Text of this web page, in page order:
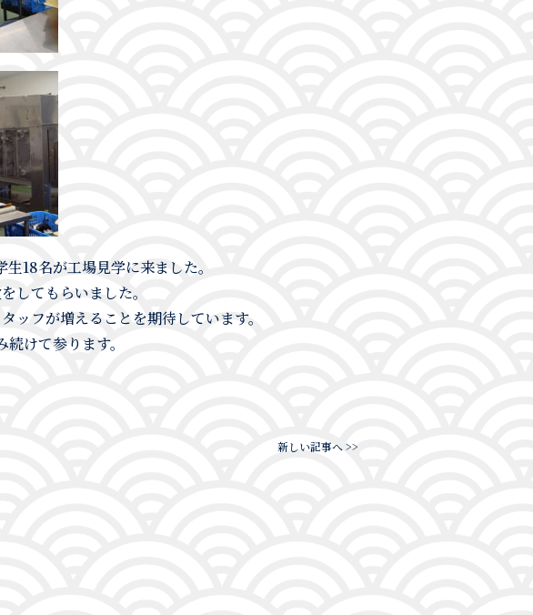
18名が工場見学に来ました。
してもらいました。
ッフが増えることを期待しています。
けて参ります。
新しい記事へ >>